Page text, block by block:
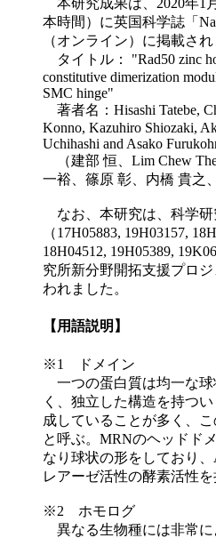
本研究成果は、2020年1
本時間）に英国科学誌「
（オンライン）に掲載され
タイトル： "Rad50 zinc
constitutive dimerization
SMC hinge"
著者名：Hisashi Tatebe,
Konno, Kazuhiro Shiozaki,
Uchihashi and Asako
（建部 恒、Lim Chew
一裕、篠原 彰、内橋 貴之
なお、本研究は、科学研
（17H05883, 19H03157,
18H04512, 19H05389,
究所新分野開拓支援プロ
われました。
【用語説明】
※1 ドメイン
一つの蛋白質は均一な球
く、独立した構造を持つ
成していることが多く、
と呼ぶ。MRNのヘッドド
なり球状の形をしており
レアーゼ活性の酵素活性を
※2 ホモログ
異なる生物種には非常